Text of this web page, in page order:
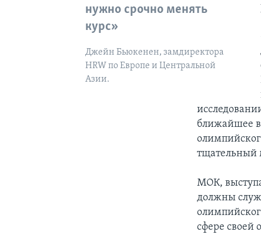
нужно срочно менять
курс»
Джейн Бьюкенен, замдиректора
HRW по Европе и Центральной
Азии.
ближайшее
тщательный
МОК,
должны
сфере своей